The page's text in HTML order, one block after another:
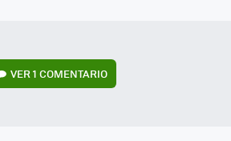
VER1 COMENTARIO